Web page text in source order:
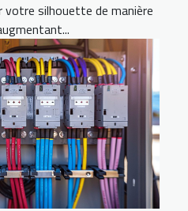
silhouette de manière